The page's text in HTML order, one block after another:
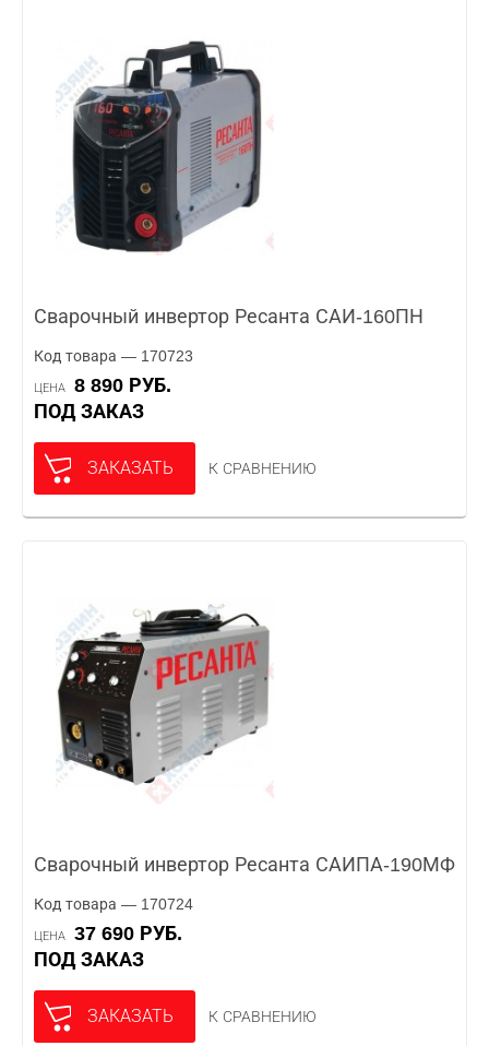
Сварочный инвертор Ресанта САИ-160ПН
Код товара — 170723
ЦЕНА
8 890 РУБ.
ПОД ЗАКАЗ
ЗАКАЗАТЬ К СРАВНЕНИЮ
Сварочный инвертор Ресанта САИПА-190МФ
Код товара — 170724
ЦЕНА
37 690 РУБ.
ПОД ЗАКАЗ
ЗАКАЗАТЬ К СРАВНЕНИЮ